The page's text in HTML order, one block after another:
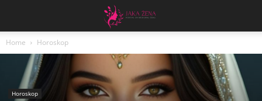
Home Horoskop
Horoskop